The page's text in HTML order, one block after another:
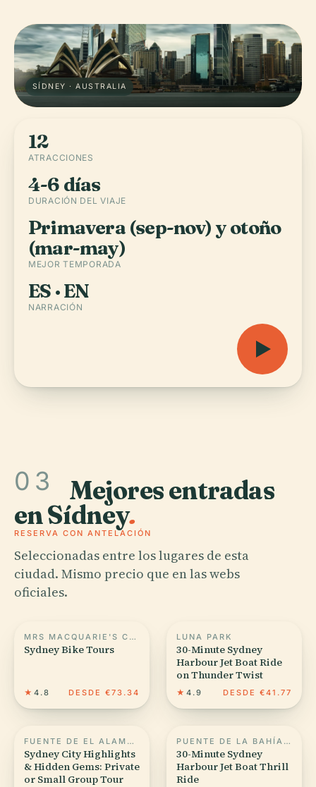
SÍDNEY · AUSTRALIA
12
ATRACCIONES
4-6 días
DURACIÓN DEL VIAJE
Primavera (sep-nov) y otoño
(mar-may)
MEJOR TEMPORADA
ES · EN
NARRACIÓN
03 Mejores entradas
en Sídney.
RESERVA CON ANTELACIÓN
Seleccionadas entre los lugares de esta
ciudad. Mismo precio que en las webs
oficiales.
MRS MACQUARIE'S CHAIR
Sydney Bike Tours
★ 4.8 DESDE €73.34
LUNA PARK
30-Minute Sydney
Harbour Jet Boat Ride
on Thunder Twist
★ 4.9 DESDE €41.77
FUENTE DE EL ALAMEIN
Sydney City Highlights
& Hidden Gems: Private
or Small Group Tour
PUENTE DE LA BAHÍA DE SÍDNEY
30-Minute Sydney
Harbour Jet Boat Thrill
Ride